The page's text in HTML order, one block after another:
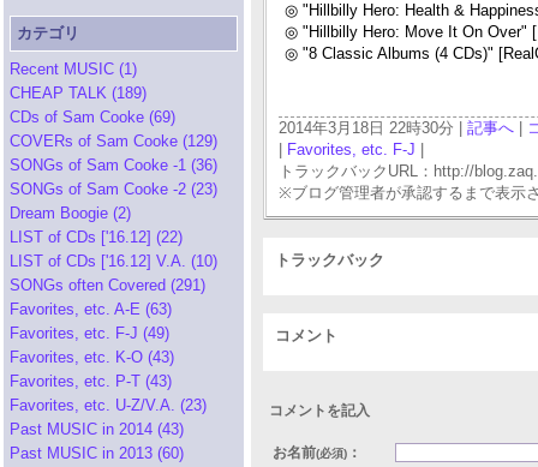
カテゴリ
Recent MUSIC (1)
CHEAP TALK (189)
CDs of Sam Cooke (69)
COVERs of Sam Cooke (129)
SONGs of Sam Cooke -1 (36)
SONGs of Sam Cooke -2 (23)
Dream Boogie (2)
LIST of CDs ['16.12] (22)
LIST of CDs ['16.12] V.A. (10)
SONGs often Covered (291)
Favorites, etc. A-E (63)
Favorites, etc. F-J (49)
Favorites, etc. K-O (43)
Favorites, etc. P-T (43)
Favorites, etc. U-Z/V.A. (23)
Past MUSIC in 2014 (43)
Past MUSIC in 2013 (60)
◎ "Hillbilly Hero: Health &
◎ "Hillbilly Hero: Move It On Over"
◎ "8 Classic Albums (4 CDs)"
2014年3月18日 22時30分 | 記事へ
Favorites, etc. F-J
トラックバックURL：http://
※ブログ管理者が承認するまで表示
トラックバック
コメント
コメントを記入
お名前(必須) ：